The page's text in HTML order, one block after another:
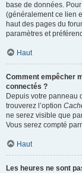
base de données.
(généralement ce lien
haut des pages du
paramètres et
Haut
Comment empêcher
connectés ?
Depuis votre panneau
trouverez l’option
ne serez visible que
Vous serez compté
Haut
Les heures ne sont